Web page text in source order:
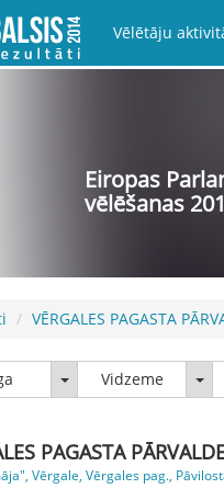
Vēlētāju
Eiropas
vēlēšanas
VĒRGALES PAGASTA
Rīga Vidzeme
PAGASTA
Vērgale, Vērgales pag.,